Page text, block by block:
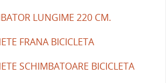
LUNGIME 220 CM.
FRANA BICICLETA
SCHIMBATOARE BICICLETA